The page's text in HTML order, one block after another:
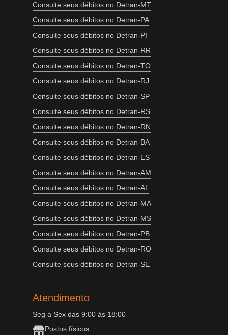
Consulte seus débitos no Detran-MT
Consulte seus débitos no Detran-PA
Consulte seus débitos no Detran-PI
Consulte seus débitos no Detran-RR
Consulte seus débitos no Detran-TO
Consulte seus débitos no Detran-RJ
Consulte seus débitos no Detran-SP
Consulte seus débitos no Detran-RS
Consulte seus débitos no Detran-RN
Consulte seus débitos no Detran-BA
Consulte seus débitos no Detran-ES
Consulte seus débitos no Detran-AM
Consulte seus débitos no Detran-AL
Consulte seus débitos no Detran-MA
Consulte seus débitos no Detran-MS
Consulte seus débitos no Detran-PB
Consulte seus débitos no Detran-RO
Consulte seus débitos no Detran-SE
Atendimento
Seg a Sex das 9:00 às 18:00
Postos físicos